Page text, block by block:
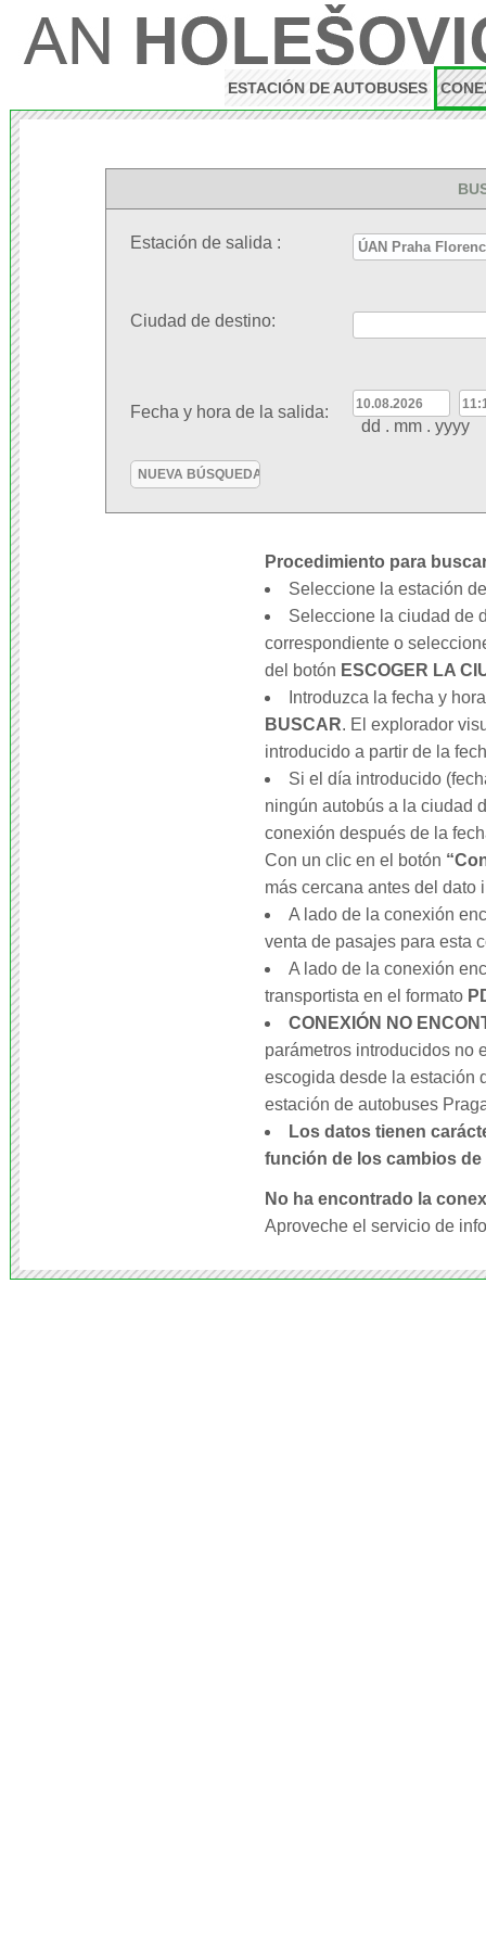
ESTACIÓN DE AUTOBUSES
Estación de salida :
Ciudad de destino:
Fecha y hora de la salida:
dd . mm .
Procedimiento para
Seleccione la estación
Seleccione la ciudad de
correspondiente o
del botón ESCOGER LA
Introduzca la fecha y
BUSCAR. El explorador
introducido a partir de la
Si el día introducido
ningún autobús a la ciudad
conexión después de la
Con un clic en el botón
más cercana antes del dato
A lado de la conexión
venta de pasajes para esta
A lado de la conexión
transportista en el formato
CONEXIÓN NO
parámetros introducidos no
escogida desde la estación
estación de autobuses
Los datos tienen
función de los cambios
No ha encontrado la
Aproveche el servicio de